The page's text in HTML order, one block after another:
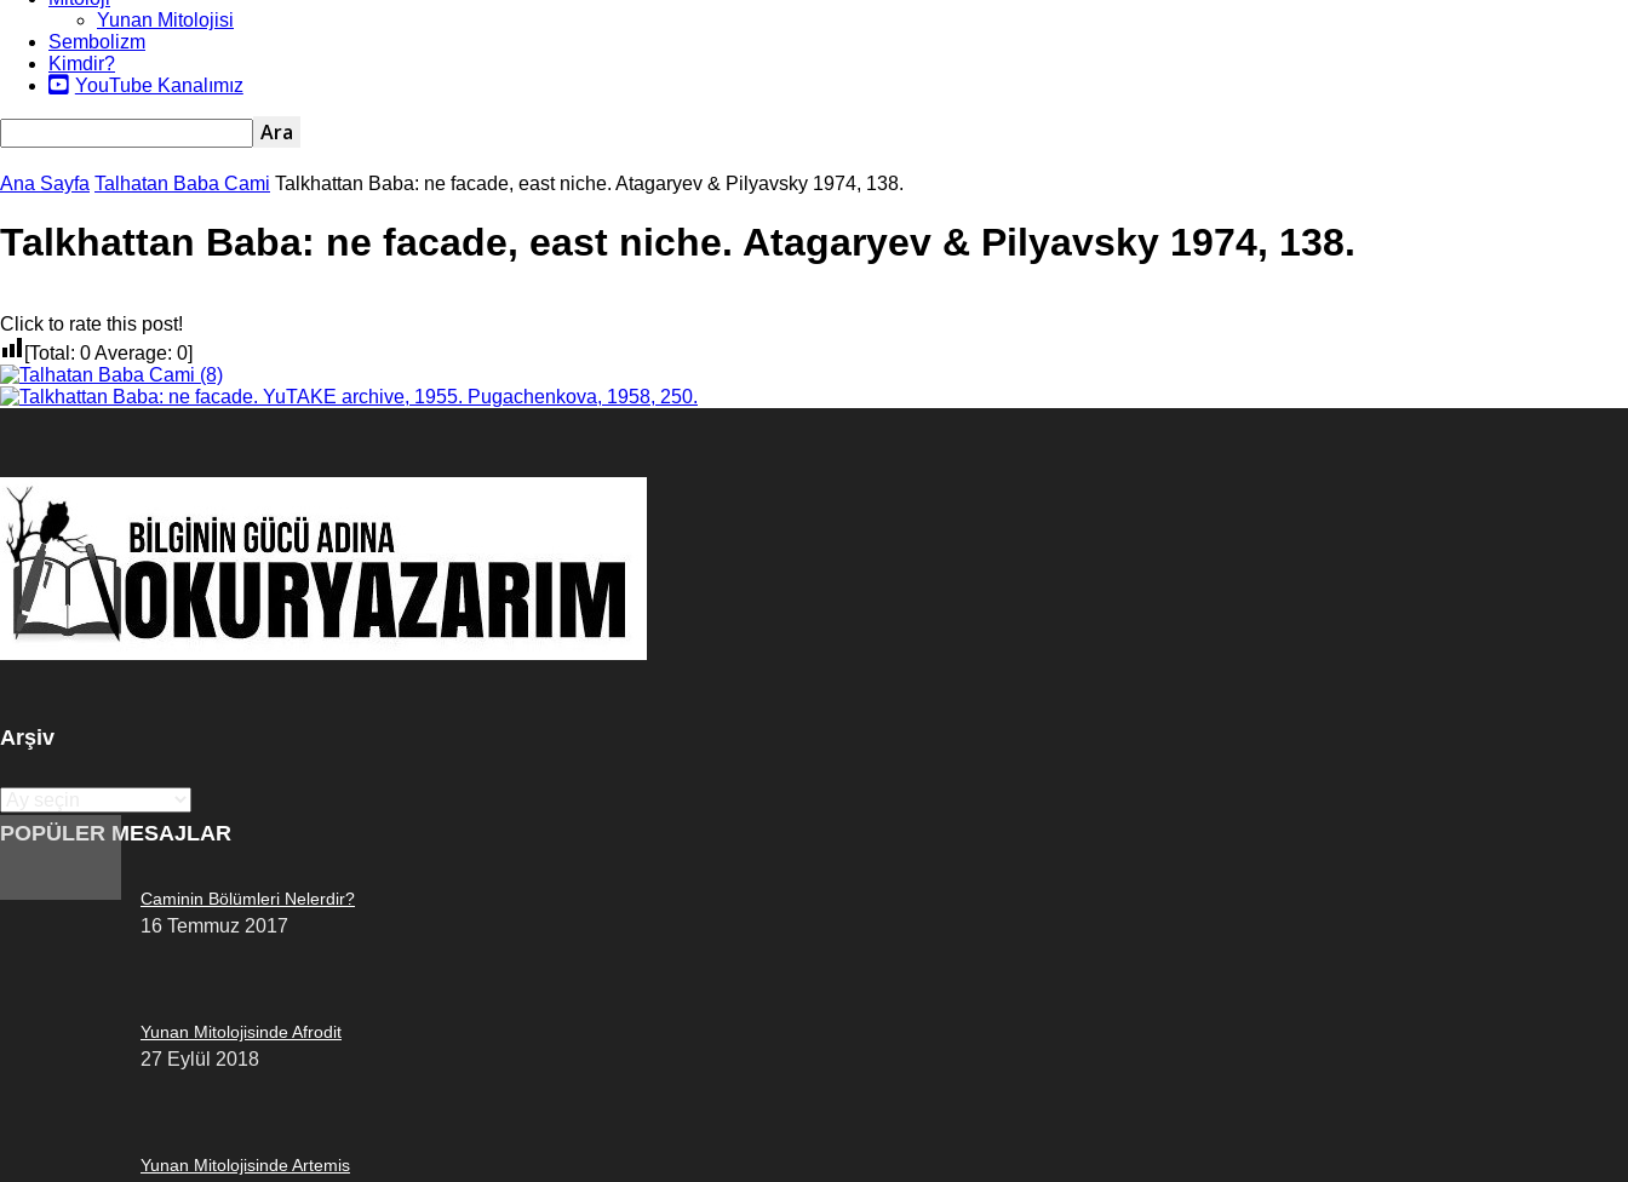
Yunan Mitolojisi
Sembolizm
Kimdir?
YouTube Kanalımız
Ana Sayfa Talhatan Baba Cami Talkhattan Baba: ne facade, east niche. Atagaryev & Pilyavsky 1974, 138.
Talkhattan Baba: ne facade, east niche. Atagaryev & Pilyavsky 1974, 138.
Click to rate this post!
[Total: 0Average: 0]
Arşiv
POPÜLER MESAJLAR
Caminin Bölümleri Nelerdir?
16 Temmuz 2017
Yunan Mitolojisinde Afrodit
27 Eylül 2018
Yunan Mitolojisinde Artemis